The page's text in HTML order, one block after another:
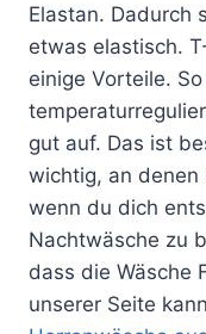
Elastan. Dadurch
etwas elastisch.
einige Vorteile.
gut auf. Das ist
wichtig, an denen
wenn du dich
Nachtwäsche zu
dass die Wäsche
unserer Seite